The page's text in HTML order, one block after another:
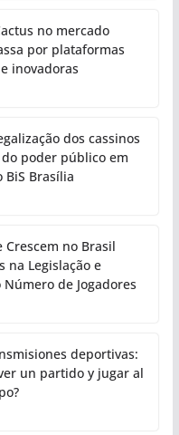
no mercado
por plataformas
inovadoras
dos cassinos
poder público em
BiS Brasília
Crescem no Brasil
na Legislação e
de Jogadores
deportivas:
un partido y jugar al